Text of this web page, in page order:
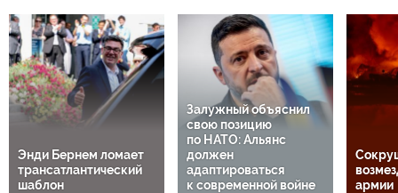
Энди Бернем ломает
трансатлантический
шаблон
Залужный объяснил
свою позицию
по НАТО: Альянс
должен
адаптироваться
к современной войне
армии